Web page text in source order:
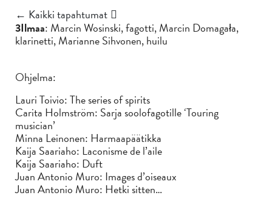
← Kaikki tapahtumat
3Ilmaa: Marcin Wosinski, fagotti, Marcin Domagała,
klarinetti, Marianne Sihvonen, huilu
Ohjelma:
Lauri Toivio: The series of spirits
Carita Holmström: Sarja soolofagotille ‘Touring
musician’
Minna Leinonen: Harmaapäätikka
Kaija Saariaho: Laconisme de l’aile
Kaija Saariaho: Duft
Juan Antonio Muro: Images d’oiseaux
Juan Antonio Muro: Hetki sitten…